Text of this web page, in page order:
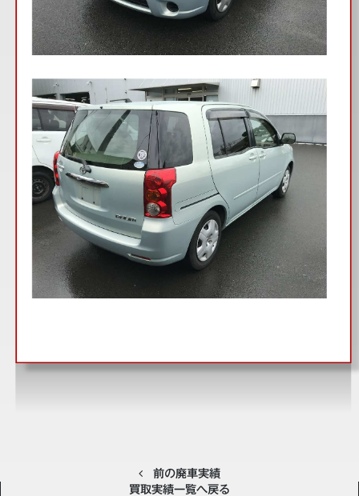
前の廃車実績
買取実績一覧へ戻る